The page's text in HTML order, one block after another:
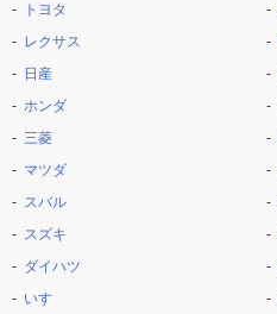
トヨタ
レクサス
日産
ホンダ
三菱
マツダ
スバル
スズキ
ダイハツ
いすゞ